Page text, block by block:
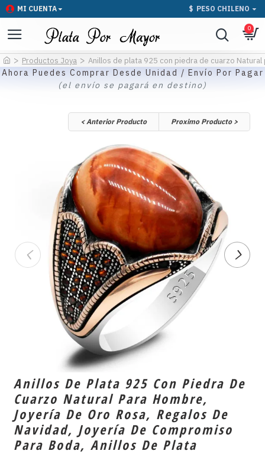
MI CUENTA $ PESO CHILENO
0
Productos Joya Anillos de plata 925 con piedra de cuarzo
Ahora Puedes Comprar Desde Unidad / Envío Por Pagar
(el envío se pagará en destino)
< Anterior Producto Proximo Producto >
Anillos De Plata 925 Con Piedra De
Cuarzo Natural Para Hombre,
Joyería De Oro Rosa, Regalos De
Navidad, Joyería De Compromiso
Para Boda, Anillos De Plata